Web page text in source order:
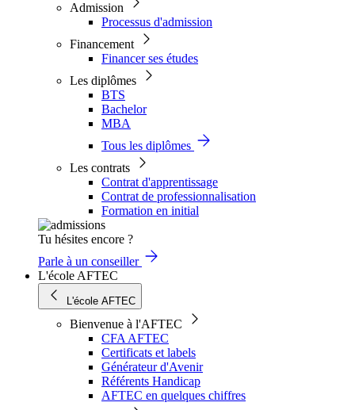
Admission
Processus d'admission
Financement
Financer ses études
Les diplômes
BTS
Bachelor
MBA
Tous les diplômes
Les contrats
Contrat d'apprentissage
Contrat de professionnalisation
Formation en initial
Tu hésites encore ?
Parle à un conseiller
L'école AFTEC
L'école AFTEC
Bienvenue à l'AFTEC
CFA AFTEC
Certificats et labels
Générateur d'Avenir
Référents Handicap
AFTEC en quelques chiffres